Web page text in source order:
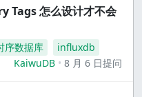
Tags 怎么设计才不会
序数据库
influxdb
KaiwuDB
8 月 6 日提问